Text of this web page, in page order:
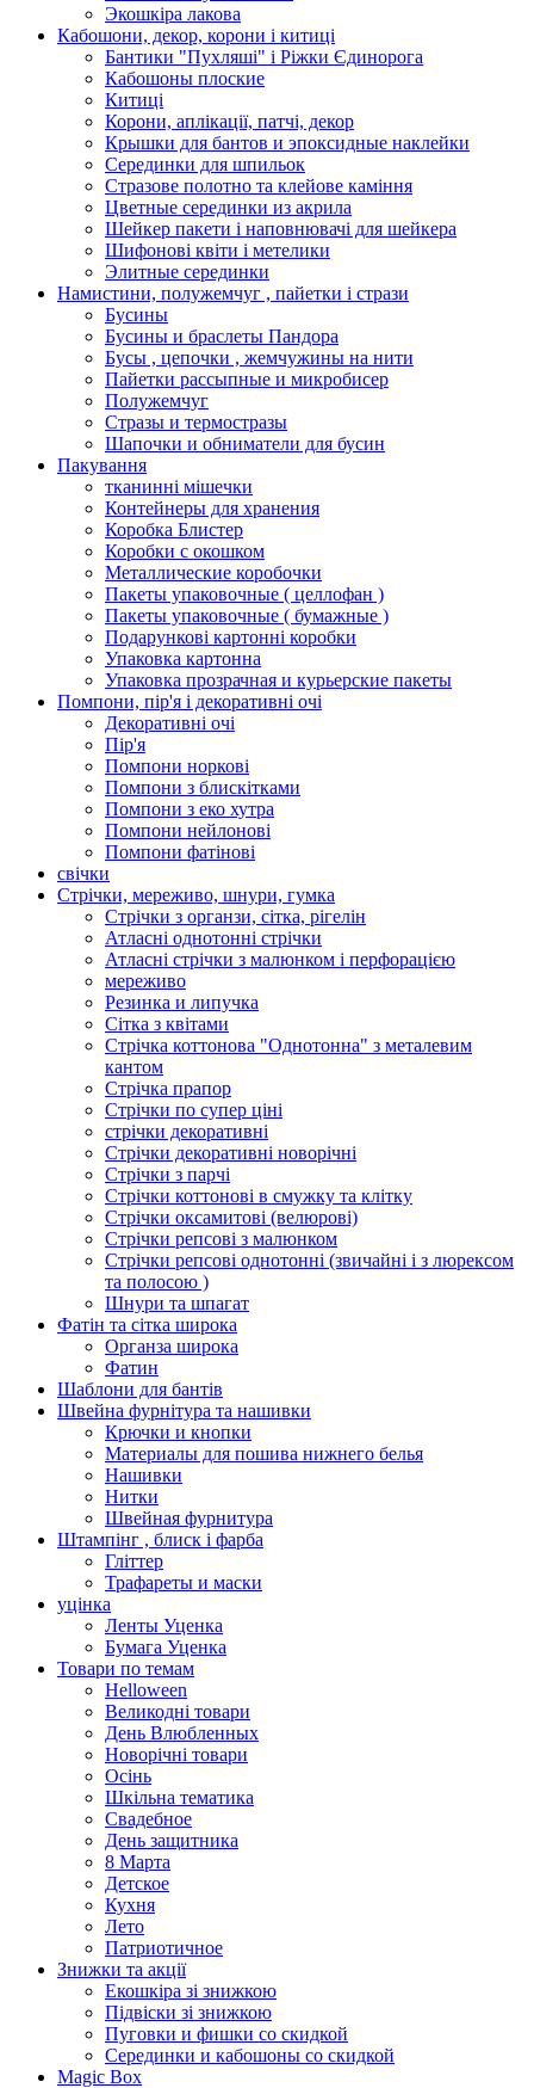
Экошкiра лакова
Кабошони, декор, корони і китиці
Бантики "Пухляші" і Ріжки Єдинорога
Кабошоны плоские
Китиці
Корони, аплікації, патчі, декор
Крышки для бантов и эпоксидные наклейки
Серединки для шпильок
Стразове полотно та клейове каміння
Цветные серединки из акрила
Шейкер пакети і наповнювачі для шейкера
Шифонові квіти і метелики
Элитные серединки
Намистини, полужемчуг , пайетки і стрази
Бусины
Бусины и браслеты Пандора
Бусы , цепочки , жемчужины на нити
Пайетки рассыпные и микробисер
Полужемчуг
Стразы и термостразы
Шапочки и обниматели для бусин
Пакування
тканинні мішечки
Контейнеры для хранения
Коробка Блистер
Коробки с окошком
Металлические коробочки
Пакеты упаковочные ( целлофан )
Пакеты упаковочные ( бумажные )
Подарункові картонні коробки
Упаковка картонна
Упаковка прозрачная и курьерские пакеты
Помпони, пір'я і декоративні очі
Декоративні очі
Пір'я
Помпони норкові
Помпони з блискітками
Помпони з еко хутра
Помпони нейлонові
Помпони фатінові
свічки
Стрічки, мереживо, шнури, гумка
Стрічки з органзи, сітка, рігелін
Атласні однотонні стрічки
Атласні стрічки з малюнком і перфорацією
мереживо
Резинка и липучка
Сітка з квітами
Стрічка коттонова "Однотонна" з металевим
кантом
Стрічка прапор
Стрічки по супер ціні
стрічки декоративні
Стрічки декоративні новорічні
Стрічки з парчі
Стрічки коттонові в смужку та клітку
Стрічки оксамитові (велюрові)
Стрічки репсові з малюнком
Стрічки репсові однотонні (звичайні і з люрексом
та полосою )
Шнури та шпагат
Фатін та сітка широка
Органза широка
Фатин
Шаблони для бантів
Швейна фурнітура та нашивки
Крючки и кнопки
Материалы для пошива нижнего белья
Нашивки
Нитки
Швейная фурнитура
Штампінг , блиск і фарба
Гліттер
Трафареты и маски
уцінка
Ленты Уценка
Бумага Уценка
Товари по темам
Helloween
Великодні товари
День Влюбленных
Новорічні товари
Осінь
Шкільна тематика
Свадебное
День защитника
8 Марта
Детское
Кухня
Лето
Патриотичное
Знижки та акції
Екошкіра зі знижкою
Підвіски зі знижкою
Пуговки и фишки со скидкой
Серединки и кабошоны со скидкой
Magic Box